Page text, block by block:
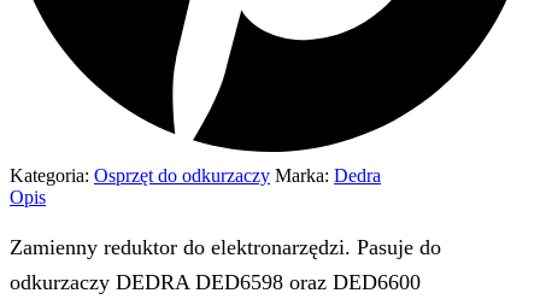
Kategoria: Osprzęt do odkurzaczy Marka: Dedra
Opis
Zamienny reduktor do elektronarzędzi. Pasuje do
odkurzaczy DEDRA DED6598 oraz DED6600